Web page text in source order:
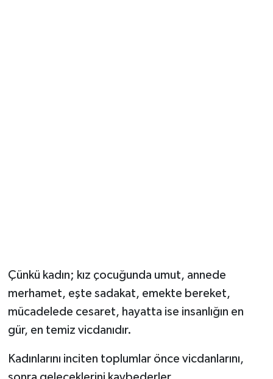
Çünkü kadın; kız çocuğunda umut, annede
merhamet, eşte sadakat, emekte bereket,
mücadelede cesaret, hayatta ise insanlığın en
gür, en temiz vicdanıdır.
Kadınlarını inciten toplumlar önce vicdanlarını,